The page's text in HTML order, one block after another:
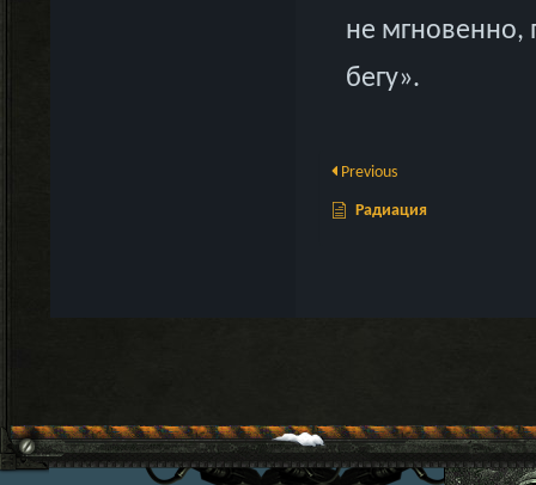
не мгновенно,
бегу».
Previous
Радиация